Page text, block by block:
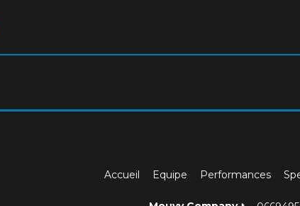
Accueil Equipe Performances